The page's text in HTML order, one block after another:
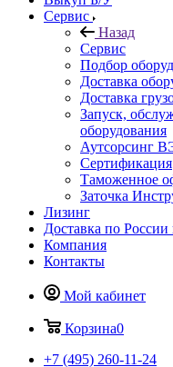
Сервис
Назад
Сервис
Подбор
Доставка
Доставка
Запуск,
оборудования
Аутсорсинг
Сертификация
Таможенное
Заточка
Лизинг
Доставка по
Компания
Контакты
Мой кабинет
Корзина0
+7 (495) 260-11-24